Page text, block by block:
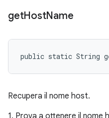
getHostName
public static String
Recupera il nome host.
1. Prova a ottenere il nome